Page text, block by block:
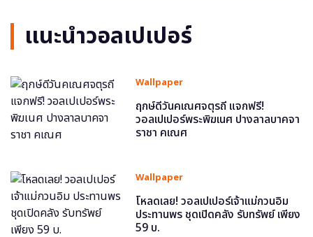
แนะนำวอลเปเปอร์
Wallpaper
ฤกษ์ดีวันคเณศจตุรถี แจกฟรี!
วอลเปเปอร์พระพิฆเนศ ปางลาลบาคจา
ราชา คเณศ
Wallpaper
โหลดเลย! วอลเปเปอร์เจ้าแม่กวนอิม
ประทานพร ชุดเปิดคลัง รับทรัพย์ เพียง
59 บ.